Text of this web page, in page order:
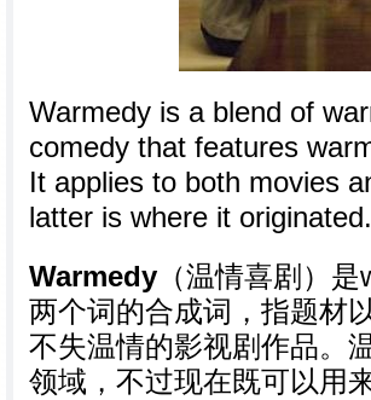
Warmedy is a blend of
comedy that features
It applies to both movies
latter is where it originated.
Warmedy （温情喜剧）
两个词的合成词，指题材
不失温情的影视剧作品。
领域，不过现在既可以用